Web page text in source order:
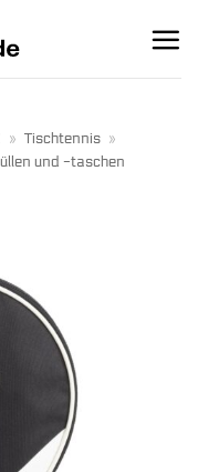
» Tischtennis »
und -taschen